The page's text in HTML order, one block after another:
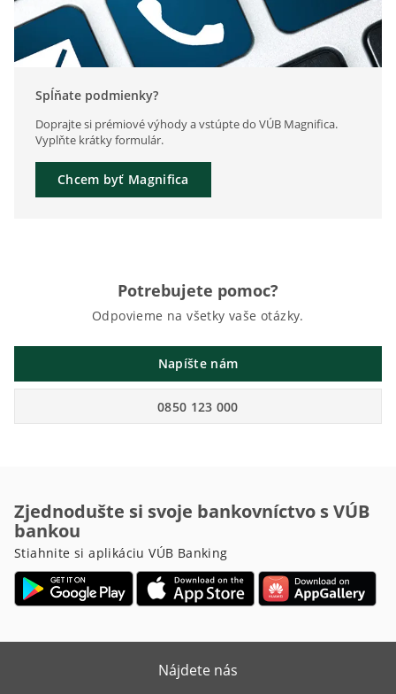
Spĺňate podmienky?
Doprajte si prémiové výhody a vstúpte do VÚB Magnifica.
Vyplňte krátky formulár.
Chcem byť Magnifica
Potrebujete pomoc?
Odpovieme na všetky vaše otázky.
Napíšte nám
0850 123 000
Zjednodušte si svoje bankovníctvo s VÚB
bankou
Stiahnite si aplikáciu VÚB Banking
Nájdete nás